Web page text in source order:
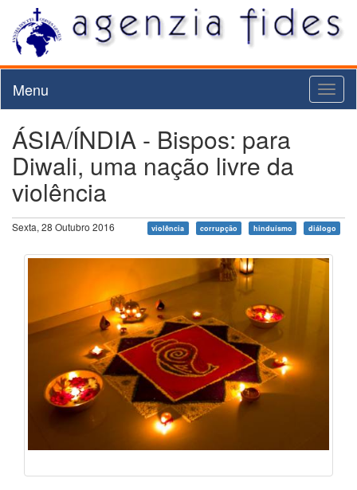
Menu
ÁSIA/ÍNDIA - Bispos: para
Diwali, uma nação livre da
violência
Sexta, 28 Outubro 2016 violência corrupção hinduísmo diálogo